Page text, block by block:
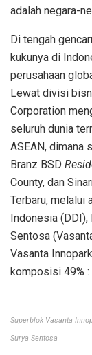
adalah negara-
Di tengah
kukunya di
perusahaan
Lewat divisi
Corporation
seluruh dunia
ASEAN, dimana
Branz BSD
County, dan
Terbaru, melalui
Indonesia
Sentosa
Vasanta
komposisi 49% :
Superblok Vasanta
Surya Sentosa